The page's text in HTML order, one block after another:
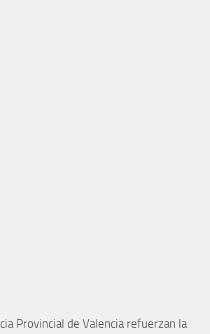
Provincial de Valencia refuerzan la